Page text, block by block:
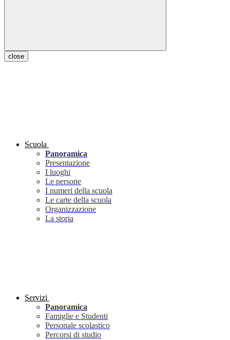
close
Scuola
Panoramica
Presentazione
I luoghi
Le persone
I numeri della scuola
Le carte della scuola
Organizzazione
La storia
Servizi
Panoramica
Famiglie e Studenti
Personale scolastico
Percorsi di studio